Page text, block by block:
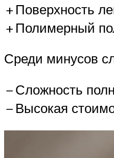
+ Поверхность
+ Полимерный
Среди минусов
−Сложность
− Высокая